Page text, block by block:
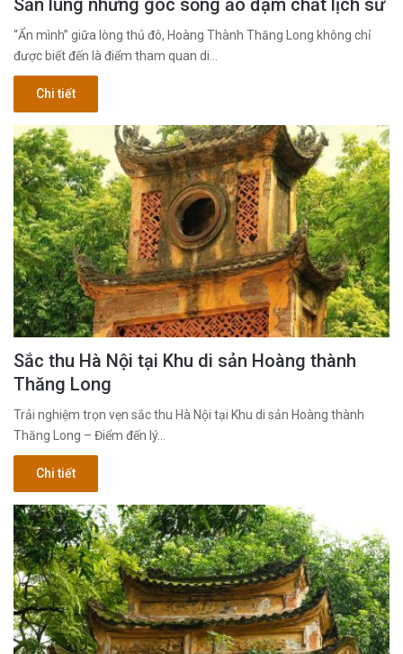
Săn lùng những góc sống ảo đậm chất lịch sử
“Ẩn mình” giữa lòng thủ đô, Hoàng Thành Thăng Long không chỉ
được biết đến là điểm tham quan di…
Chi tiết
Sắc thu Hà Nội tại Khu di sản Hoàng thành
Thăng Long
Trải nghiệm trọn vẹn sắc thu Hà Nội tại Khu di sản Hoàng thành
Thăng Long – Điểm đến lý…
Chi tiết